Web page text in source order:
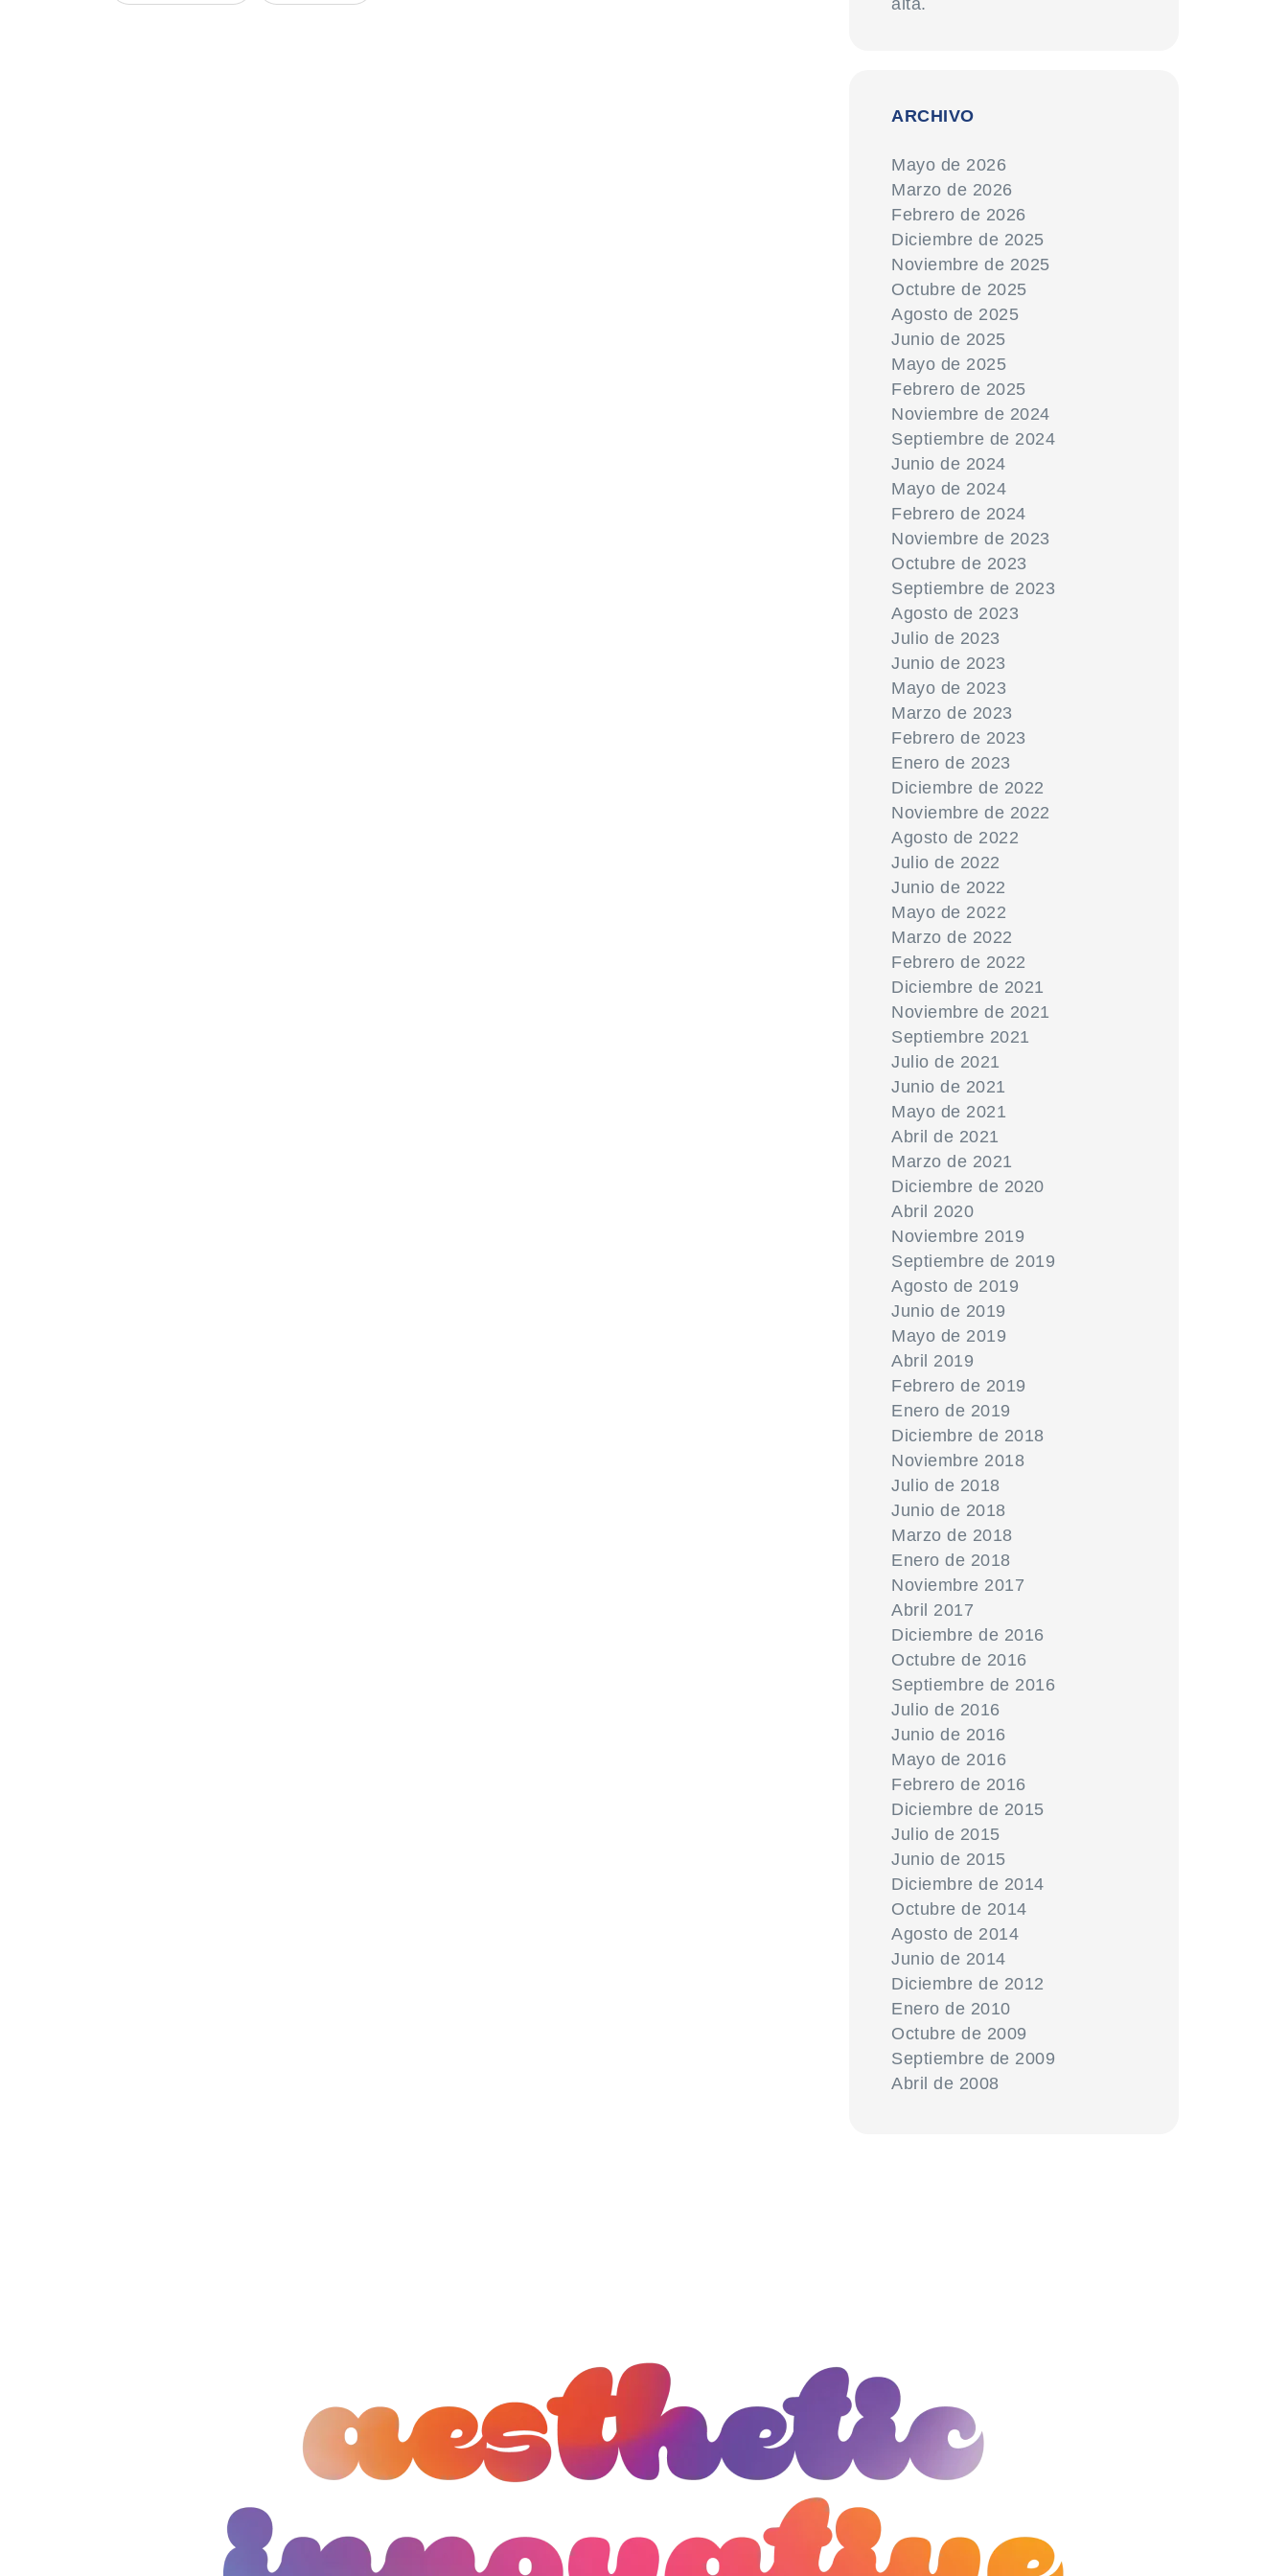
alta.
ARCHIVO
Mayo de 2026
Marzo de 2026
Febrero de 2026
Diciembre de 2025
Noviembre de 2025
Octubre de 2025
Agosto de 2025
Junio de 2025
Mayo de 2025
Febrero de 2025
Noviembre de 2024
Septiembre de 2024
Junio de 2024
Mayo de 2024
Febrero de 2024
Noviembre de 2023
Octubre de 2023
Septiembre de 2023
Agosto de 2023
Julio de 2023
Junio de 2023
Mayo de 2023
Marzo de 2023
Febrero de 2023
Enero de 2023
Diciembre de 2022
Noviembre de 2022
Agosto de 2022
Julio de 2022
Junio de 2022
Mayo de 2022
Marzo de 2022
Febrero de 2022
Diciembre de 2021
Noviembre de 2021
Septiembre 2021
Julio de 2021
Junio de 2021
Mayo de 2021
Abril de 2021
Marzo de 2021
Diciembre de 2020
Abril 2020
Noviembre 2019
Septiembre de 2019
Agosto de 2019
Junio de 2019
Mayo de 2019
Abril 2019
Febrero de 2019
Enero de 2019
Diciembre de 2018
Noviembre 2018
Julio de 2018
Junio de 2018
Marzo de 2018
Enero de 2018
Noviembre 2017
Abril 2017
Diciembre de 2016
Octubre de 2016
Septiembre de 2016
Julio de 2016
Junio de 2016
Mayo de 2016
Febrero de 2016
Diciembre de 2015
Julio de 2015
Junio de 2015
Diciembre de 2014
Octubre de 2014
Agosto de 2014
Junio de 2014
Diciembre de 2012
Enero de 2010
Octubre de 2009
Septiembre de 2009
Abril de 2008